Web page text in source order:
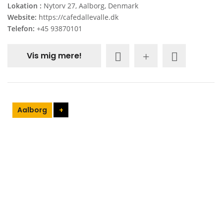
Lokation : Nytorv 27, Aalborg, Denmark
Website: https://cafedallevalle.dk
Telefon: +45 93870101
Vis mig mere!
Aalborg +